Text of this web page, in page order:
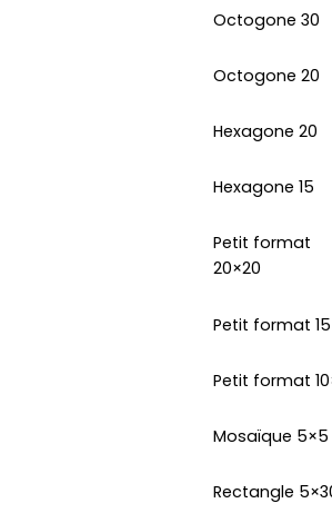
Octogone 30
Octogone 20
Hexagone 20
Hexagone 15
Petit format
20×20
Petit format
Petit format
Mosaïque 5×5
Rectangle